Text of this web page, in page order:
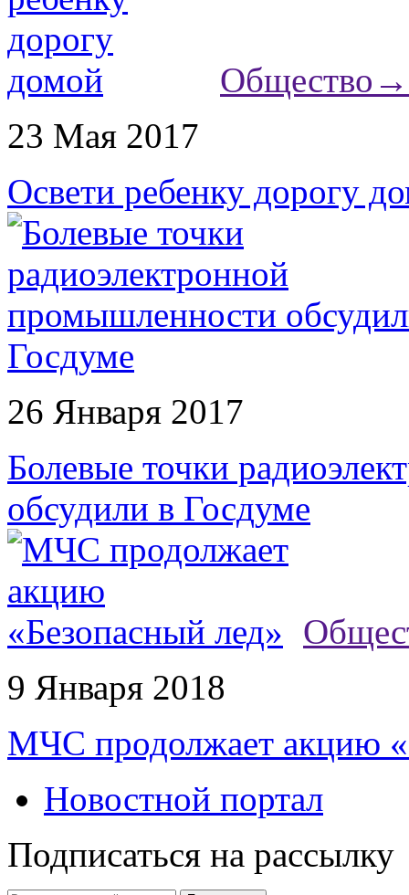
Общество →
23 Мая 2017
Освети ребенку дорогу
26 Января 2017
Болевые точки
обсудили в Госдуме
9 Января 2018
МЧС продолжает акцию
Новостной портал
Подписаться на рассылку